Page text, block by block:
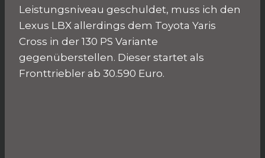
Leistungsniveau geschuldet, muss ich den
Lexus LBX allerdings dem Toyota Yaris
Cross in der 130 PS Variante
gegenüberstellen. Dieser startet als
Fronttriebler ab 30.590 Euro.